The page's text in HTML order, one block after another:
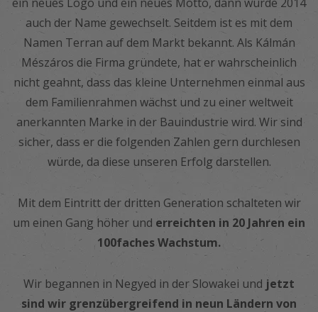
auch der Name gewechselt. Seitdem ist es mit dem
Namen Terran auf dem Markt bekannt. Als Kálmán
Mészáros die Firma gründete, hat er wahrscheinlich
nicht geahnt, dass das kleine Unternehmen einmal aus
dem Familienrahmen wächst und zu einer weltweit
anerkannten Marke in der Bauindustrie wird. Wir sind
sicher, dass er die folgenden Zahlen gern durchlesen
würde, da diese unseren Erfolg darstellen.
Mit dem Eintritt der dritten Generation schalteten wir
um einen Gang höher und erreichten in 20 Jahren ein
100faches Wachstum.
Wir begannen in Negyed in der Slowakei und jetzt
sind wir grenzübergreifend in neun Ländern von